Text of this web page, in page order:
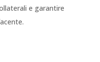
e garantire